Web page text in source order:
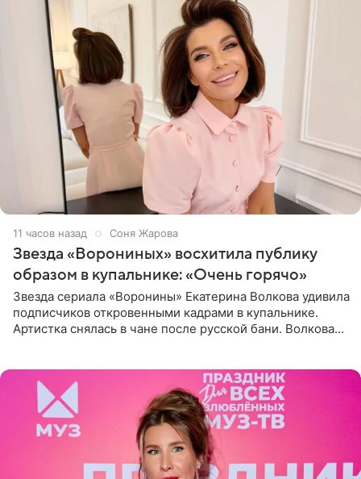
11 часов назад Соня Жарова
Звезда «Ворониных» восхитила публику
образом в купальнике: «Очень горячо»
Звезда сериала «Воронины» Екатерина Волкова удивила
подписчиков откровенными кадрами в купальнике.
Артистка снялась в чане после русской бани. Волкова